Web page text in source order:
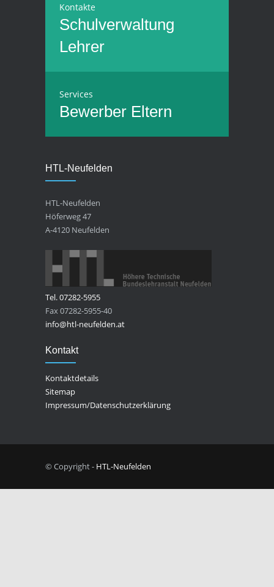
Kontakte
Schulverwaltung
Lehrer
Services
Bewerber Eltern
HTL-Neufelden
HTL-Neufelden
Höferweg 47
A-4120 Neufelden
Tel. 07282-5955
Fax 07282-5955-40
info@htl-neufelden.at
Kontakt
Kontaktdetails
Sitemap
Impressum/Datenschutzerklärung
© Copyright - HTL-Neufelden